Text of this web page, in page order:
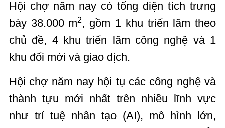
Hội chợ năm nay có tổng diện tích trưng
bày 38.000 m2, gồm 1 khu triển lãm theo
chủ đề, 4 khu triển lãm công nghệ và 1
khu đổi mới và giao dịch.
Hội chợ năm nay hội tụ các công nghệ và
thành tựu mới nhất trên nhiều lĩnh vực
như trí tuệ nhân tạo (AI), mô hình lớn,